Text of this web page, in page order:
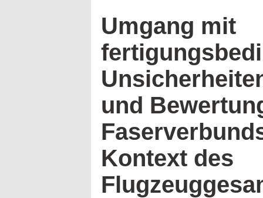
Umgang mit
und
Kontext des